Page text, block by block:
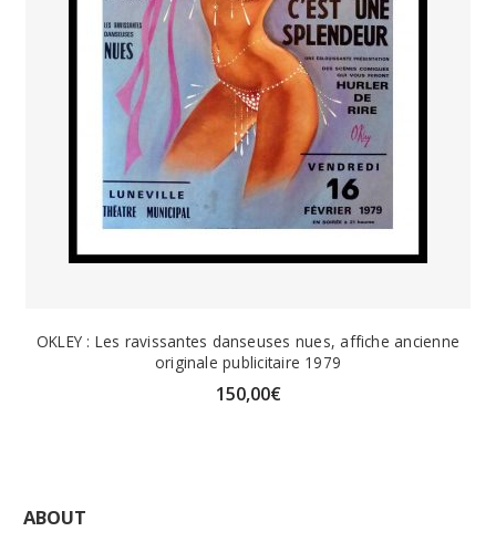
OKLEY : Les ravissantes danseuses nues, affiche ancienne
originale publicitaire 1979
150,00€
ABOUT